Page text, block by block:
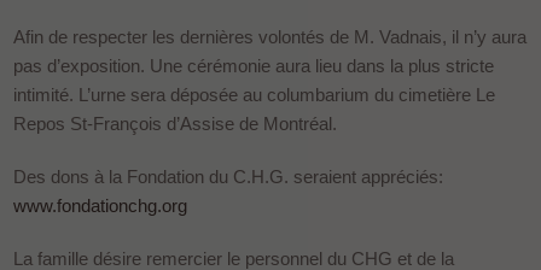
Afin de respecter les dernières volontés de M. Vadnais, il n’y aura
pas d’exposition. Une cérémonie aura lieu dans la plus stricte
intimité. L’urne sera déposée au columbarium du cimetière Le
Repos St-François d’Assise de Montréal.
Des dons à la Fondation du C.H.G. seraient appréciés:
www.fondationchg.org
La famille désire remercier le personnel du CHG et de la